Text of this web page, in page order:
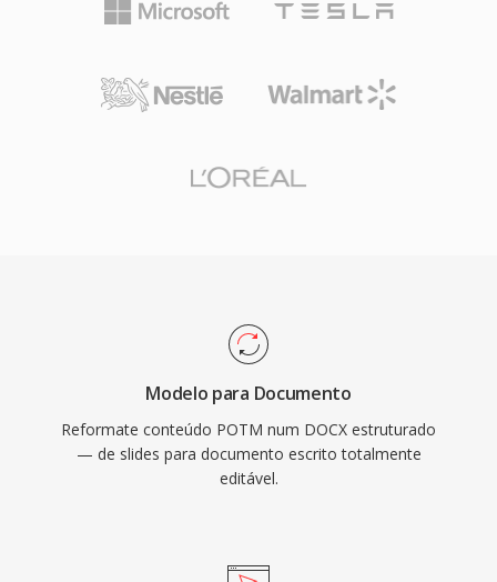
Modelo para Documento
Reformate conteúdo POTM num DOCX estruturado
— de slides para documento escrito totalmente
editável.